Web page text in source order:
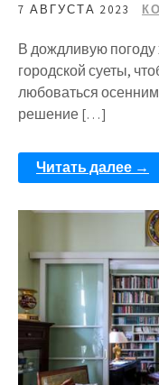
7 АВГУСТА 2023
В дождливую погоду
городской суеты,
любоваться
решение […]
Читать далее →